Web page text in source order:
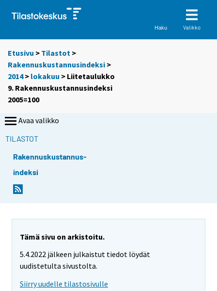
Haku Valikko
Etusivu > Tilastot >
Rakennuskustannusindeksi >
2014> lokakuu > Liitetaulukko
9. Rakennuskustannusindeksi
2005=100
Avaa valikko
TILASTOT
Rakennuskustannus-
indeksi
Tämä sivu on arkistoitu.
5.4.2022 jälkeen julkaistut tiedot löydät
uudistetulta sivustolta.
Siirry uudelle tilastosivulle